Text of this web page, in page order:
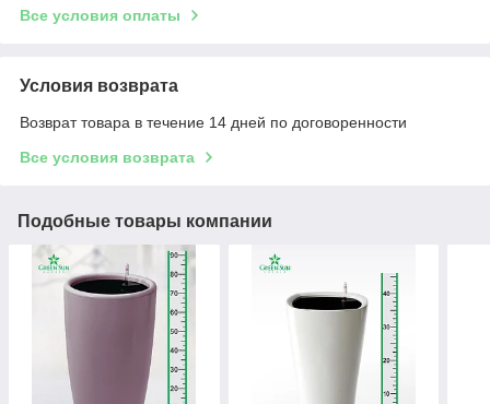
Все условия оплаты
Условия возврата
Возврат товара в течение 14 дней по договоренности
Все условия возврата
Подобные товары компании